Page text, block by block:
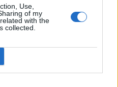
Use,
of my
with the
collected.
Ελλάδα το πιο